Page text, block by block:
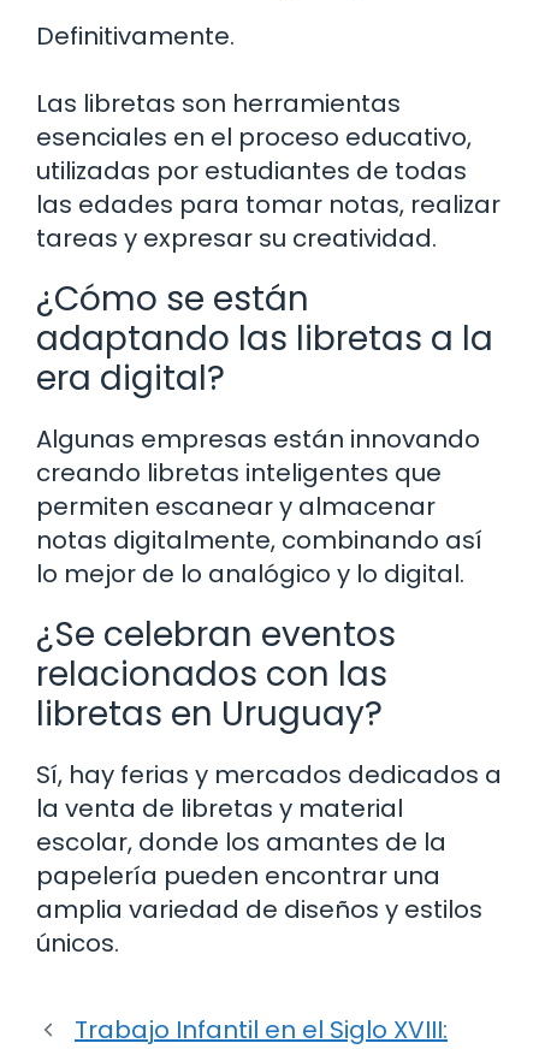
Definitivamente.
Las libretas son herramientas
esenciales en el proceso educativo,
utilizadas por estudiantes de todas
las edades para tomar notas, realizar
tareas y expresar su creatividad.
¿Cómo se están
adaptando las libretas a la
era digital?
Algunas empresas están innovando
creando libretas inteligentes que
permiten escanear y almacenar
notas digitalmente, combinando así
lo mejor de lo analógico y lo digital.
¿Se celebran eventos
relacionados con las
libretas en Uruguay?
Sí, hay ferias y mercados dedicados a
la venta de libretas y material
escolar, donde los amantes de la
papelería pueden encontrar una
amplia variedad de diseños y estilos
únicos.
Trabajo Infantil en el Siglo XVIII: